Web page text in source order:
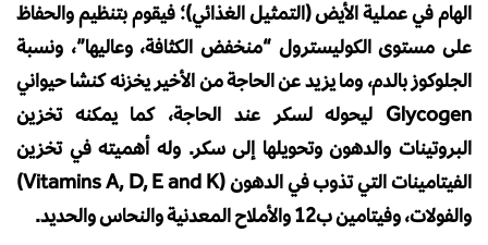
الهام في عملية الأيض (التمثيل الغذائي)؛ فيقوم بتنظيم والحفاظ
على مستوى الكوليسترول “منخفض الكثافة، وعاليها”، ونسبة
الجلوكوز بالدم، وما يزيد عن الحاجة من الأخير يخزنه كنشا حيواني
Glycogen ليحوله لسكر عند الحاجة، كما يمكنه تخزين
البروتينات والدهون وتحويلها إلى سكر. وله أهميته في تخزين
الفيتامينات التي تذوب في الدهون (Vitamins A, D, E and K)
والفولات، وفيتامين ب12 والأملاح المعدنية والنحاس والحديد.